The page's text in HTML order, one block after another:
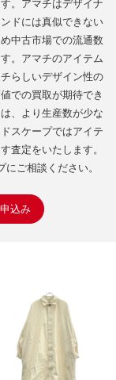
。アマチはデザイナ
ドには真似できない
中古市場での流通数
。アマチのアイテム
らしいデザイン性の
での買取が期待でき
、より生産数が少な
スケープではアイテ
査定をいたします。
ご相談ください。
込み